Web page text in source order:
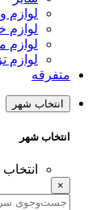
لوازم
لوازم
لوازم
لوازم
متفرقه
انتخاب شهر
انتخاب شهر
×